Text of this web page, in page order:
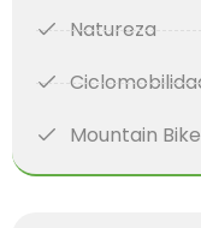
Natureza
Mountain Bike